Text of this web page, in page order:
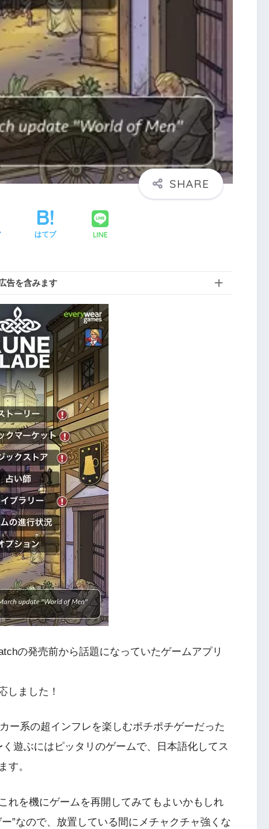
はてブ LINE
告を含みます
の発売前から話題になっていたゲームアプリ
しました！
ー系の超インフレを楽しむポチポチゲーだった
遊ぶにはピッタリのゲームで、日本語化してス
す。
れを機にゲームを再開してみてもよいかもしれ
”なので、放置している間にメチャクチャ強くな